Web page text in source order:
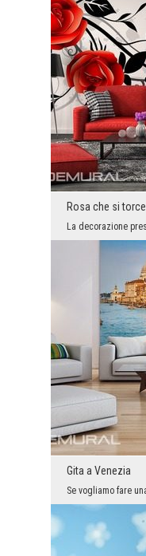
Rosa che si torce
Gita a Venezia